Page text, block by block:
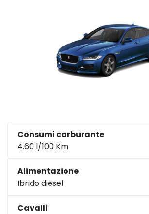
Consumi carburante
4.60 l/100 Km
Alimentazione
Ibrido diesel
Cavalli